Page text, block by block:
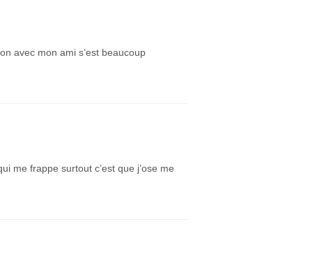
avec mon ami s’est beaucoup
me frappe surtout c’est que j’ose me